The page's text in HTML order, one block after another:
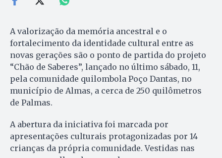
A valorização da memória ancestral e o
fortalecimento da identidade cultural entre as
novas gerações são o ponto de partida do projeto
“Chão de Saberes”, lançado no último sábado, 11,
pela comunidade quilombola Poço Dantas, no
município de Almas, a cerca de 250 quilômetros
de Palmas.
A abertura da iniciativa foi marcada por
apresentações culturais protagonizadas por 14
crianças da própria comunidade. Vestidas nas